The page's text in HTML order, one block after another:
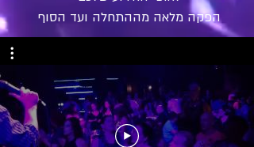
הפקה מלאה מההתחלה ועד הסוף​